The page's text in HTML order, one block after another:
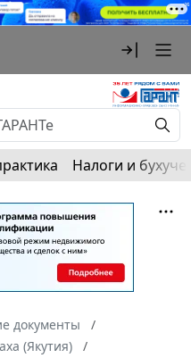
Налоги и
документы
(Якутия)